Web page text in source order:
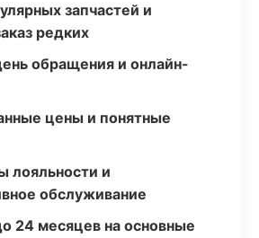
запчастей и
редких
обращения и онлайн-
цены и понятные
лояльности и
обслуживание
24 месяцев на основные